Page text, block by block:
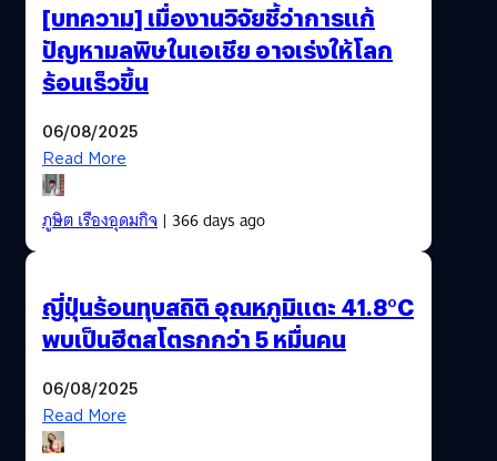
[บทความ] เมื่องานวิจัยชี้ว่าการแก้
ปัญหามลพิษในเอเชีย อาจเร่งให้โลก
ร้อนเร็วขึ้น
06/08/2025
Read More
ภูษิต เรืองอุดมกิจ| 366 days ago
ญี่ปุ่นร้อนทุบสถิติ อุณหภูมิแตะ 41.8°C
พบเป็นฮีตสโตรกกว่า 5 หมื่นคน
06/08/2025
Read More